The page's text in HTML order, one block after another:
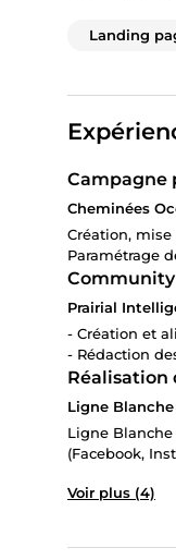
Landing
Campagne
Cheminées
Création,
Paramétrage
Prairial
- Création et
- Rédaction
Réalisation
Ligne
Ligne
(Facebook,
Voir plus (4)